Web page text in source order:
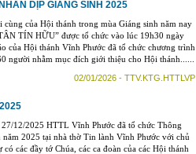
DỊP GIÁNG SINH 2025
của Hội thánh trong mùa Giáng sinh năm nay
TÍN HỮU” được tổ chức vào lúc 19h30 ngày
của Hội thánh Vĩnh Phước đã tổ chức chương trình
người nhằm mục đích giới thiệu cho Hội thánh......
02/01/2026 - TTV.KTG.HTTLVP
12/2025 HTTL Vĩnh Phước đã tổ chức Thông
2025 tại nhà thờ Tin lành Vĩnh Phước với chủ
có các đầy tớ Chúa, các ca đoàn của các Hội thánh